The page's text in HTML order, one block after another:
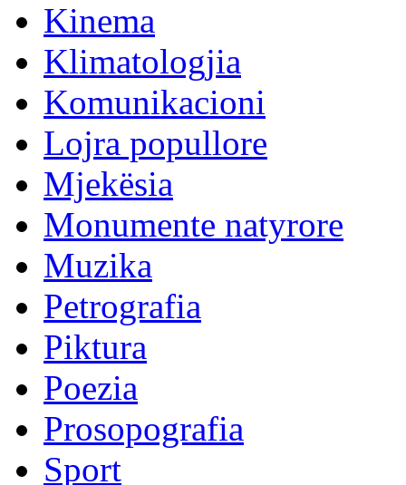
Kinema
Klimatologjia
Komunikacioni
Lojra popullore
Mjekësia
Monumente natyrore
Muzika
Petrografia
Piktura
Poezia
Prosopografia
Sport